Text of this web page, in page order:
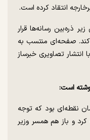
انتقاد کرده است.
ذره‌بین رسانه‌ها قرار
صفحه‌ای منتسب به
انتشار تصاویری خبرساز
است:
نقطه‌ای بود که توجه‌
و باز هم همسر وزیر